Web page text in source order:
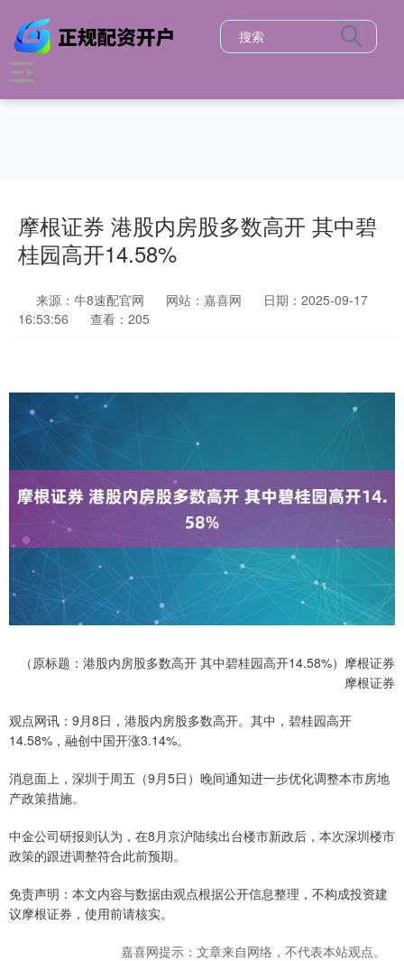
摩根证券 港股内房股多数高开 其中碧
桂园高开14.58%
来源：牛8速配官网 网站：嘉喜网
日期：2025-09-17
16:53:56
查看：205
（原标题：港股内房股多数高开 其中碧桂园高开14.58%）摩根证券
摩根证券
观点网讯：9月8日，港股内房股多数高开。其中，碧桂园高开
14.58%，融创中国开涨3.14%。
消息面上，深圳于周五（9月5日）晚间通知进一步优化调整本市房地
产政策措施。
中金公司研报则认为，在8月京沪陆续出台楼市新政后，本次深圳楼市
政策的跟进调整符合此前预期。
免责声明：本文内容与数据由观点根据公开信息整理，不构成投资建
议摩根证券，使用前请核实。
嘉喜网提示：文章来自网络，不代表本站观点。